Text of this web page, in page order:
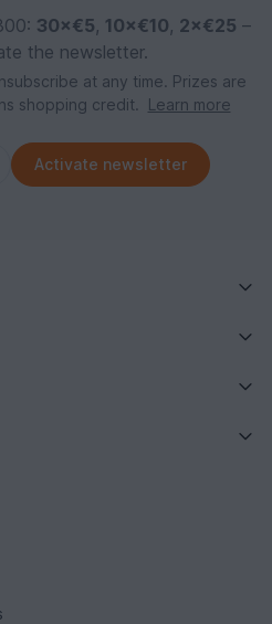
30×€5, 10×€10, 2×€25 –
the newsletter.
at any time. Prizes are
shopping credit.
Learn more
Activate newsletter